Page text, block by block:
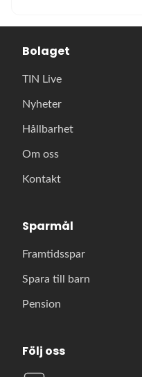
Bolaget
TIN Live
Nyheter
Hållbarhet
Om oss
Kontakt
Sparmål
Framtidsspar
Spara till barn
Pension
Följ oss